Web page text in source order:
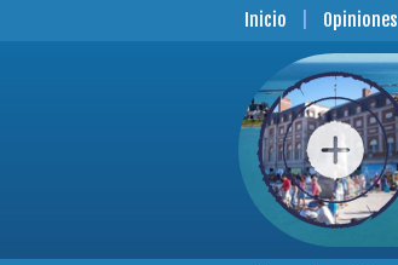
Inicio Opiniones